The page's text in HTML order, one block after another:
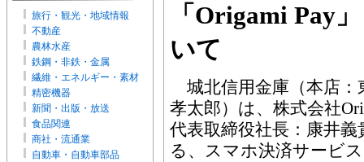
旅行・観光・地域情報
不動産
農林水産
鉄鋼・非鉄・金属
繊維・エネルギー・素材
精密機器
新聞・出版・放送
食品関連
商社・流通業
自動車・自動車部品
「Origami Pay
いて
城北信用金庫（本店
孝太郎）は、株式会社
代表取締役社長：康井
る、スマホ決済サービ